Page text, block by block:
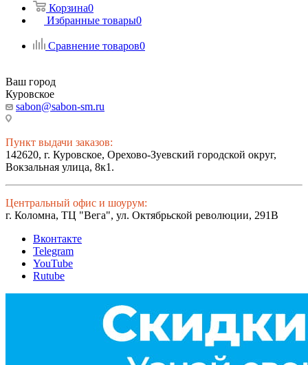
Корзина0
Избранные товары0
Сравнение товаров0
Ваш город
Куровское
sabon@sabon-sm.ru
Пункт выдачи заказов:
142620, г. Куровское, Орехово-Зуевский городской округ,
Вокзальная улица, 8к1.
Центральный офис и шоурум:
г. Коломна, ТЦ "Вега", ул. Октябрьской революции, 291В
Вконтакте
Telegram
YouTube
Rutube